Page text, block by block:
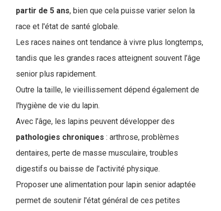
partir de 5 ans, bien que cela puisse varier selon la
race et l'état de santé globale.
Les races naines ont tendance à vivre plus longtemps,
tandis que les grandes races atteignent souvent l’âge
senior plus rapidement.
Outre la taille, le vieillissement dépend également de
l'hygiène de vie du lapin.
Avec l’âge, les lapins peuvent développer des
pathologies chroniques : arthrose, problèmes
dentaires, perte de masse musculaire, troubles
digestifs ou baisse de l’activité physique.
Proposer une alimentation pour lapin senior adaptée
permet de soutenir l'état général de ces petites